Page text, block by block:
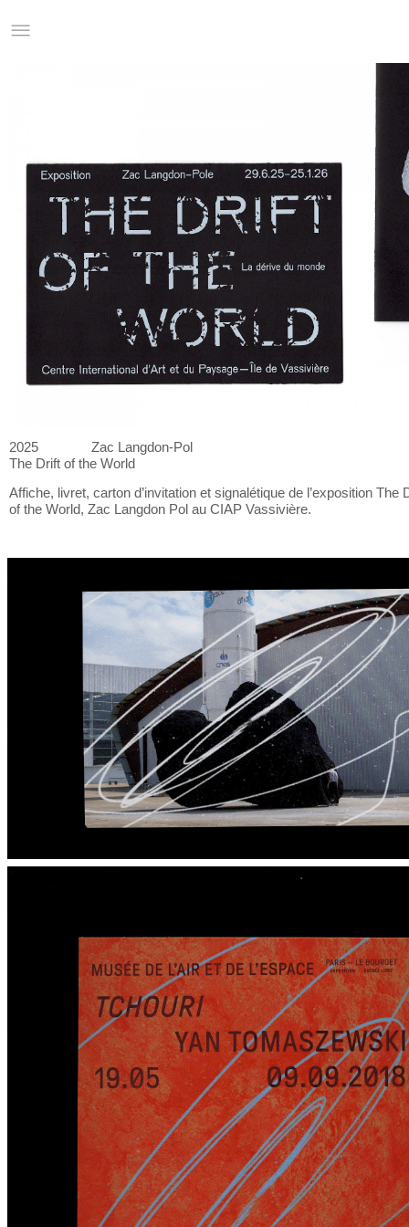
2025
Zac Langdon-Pol
The Drift of the World
Affiche, livret, carton d’invitation et signalétique de l’exposition The
of the World, Zac Langdon Pol au CIAP Vassivière.